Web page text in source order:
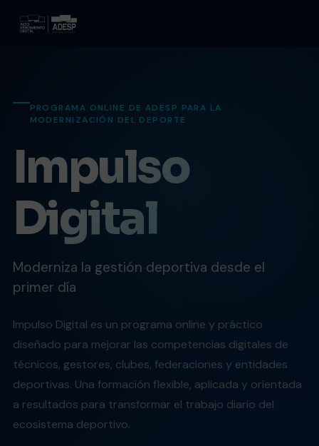
PROGRAMA ONLINE DE ADESP PARA LA
MODERNIZACIÓN DEL DEPORTE
Impulso
Digital
Moderniza la gestión deportiva desde el
primer día
Impulso Digital es un programa online y práctico
diseñado para mejorar las competencias digitales de
técnicos, gestores, clubes, federaciones y entidades
deportivas. Una formación flexible, aplicada y orientada
a resultados para transformar el trabajo diario del
ecosistema deportivo.